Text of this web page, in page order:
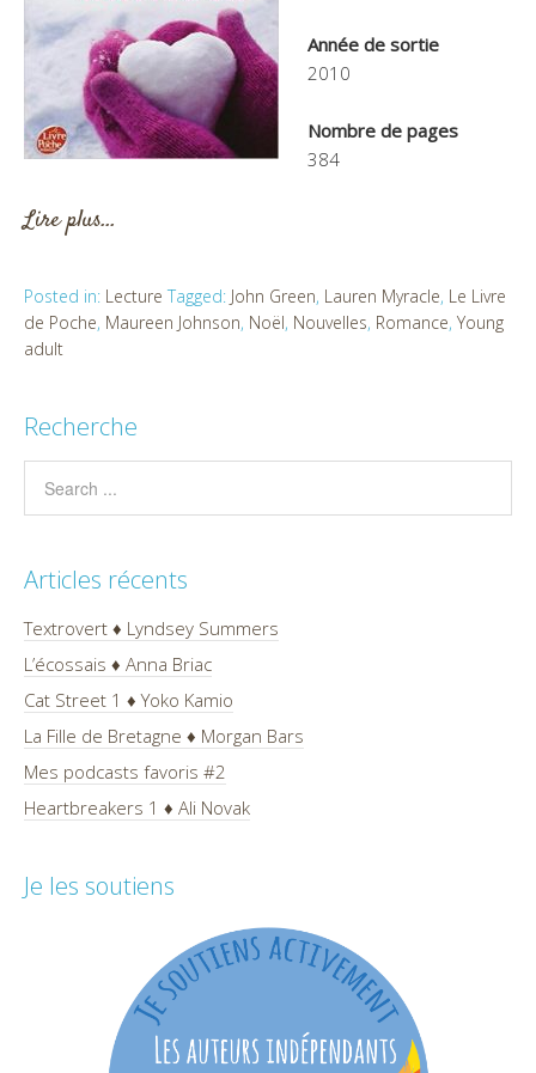
Année de sortie
2010
Nombre de pages
384
Lire plus…
Posted in: Lecture Tagged: John Green, Lauren Myracle, Le Livre
de Poche, Maureen Johnson, Noël, Nouvelles, Romance, Young
adult
Recherche
Articles récents
Textrovert ♦ Lyndsey Summers
L’écossais ♦ Anna Briac
Cat Street 1 ♦ Yoko Kamio
La Fille de Bretagne ♦ Morgan Bars
Mes podcasts favoris #2
Heartbreakers 1 ♦ Ali Novak
Je les soutiens